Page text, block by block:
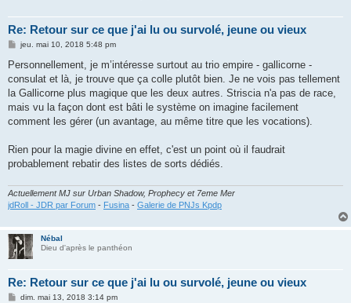
Re: Retour sur ce que j'ai lu ou survolé, jeune ou vieux
M
s
a
g
jeu. mai 10, 2018 5:48 pm
Personnellement, je m’intéresse surtout au trio empire - gallicorne -
consulat et là, je trouve que ça colle plutôt bien. Je ne vois pas tellement
la Gallicorne plus magique que les deux autres. Striscia n'a pas de race,
mais vu la façon dont est bâti le système on imagine facilement
comment les gérer (un avantage, au même titre que les vocations).
Rien pour la magie divine en effet, c'est un point où il faudrait
probablement rebatir des listes de sorts dédiés.
Actuellement MJ sur Urban Shadow, Prophecy et 7eme Mer
jdRoll - JDR par Forum - Fusina - Galerie de PNJs Kpdp
Nébal
Dieu d'après le panthéon
Re: Retour sur ce que j'ai lu ou survolé, jeune ou vieux
Mdim. mai 13, 2018 3:14 pm